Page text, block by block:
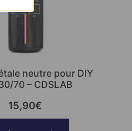
neutre pour DIY
70 – CDSLAB
15,90€